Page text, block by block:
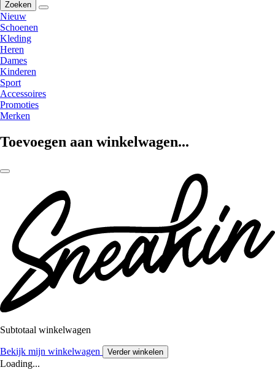
Zoeken
Nieuw
Schoenen
Kleding
Heren
Dames
Kinderen
Sport
Accessoires
Promoties
Merken
Toevoegen aan winkelwagen...
Subtotaal winkelwagen
Bekijk mijn winkelwagen Verder winkelen
Loading...